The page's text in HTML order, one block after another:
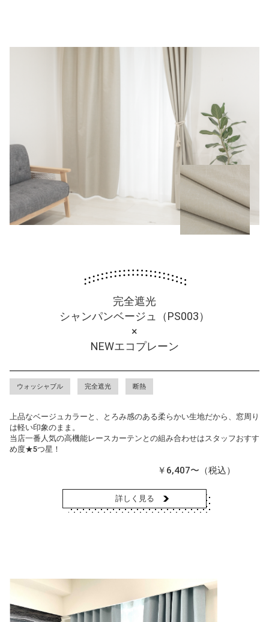
完全遮光
シャンパンベージュ（PS003）
×
NEWエコプレーン
ウォッシャブル 完全遮光 断熱
上品なベージュカラーと、とろみ感のある柔らかい生地だから、窓周り
は軽い印象のまま。
当店一番人気の高機能レースカーテンとの組み合わせはスタッフおすす
め度★5つ星！
￥6,407〜（税込）
詳しく見る